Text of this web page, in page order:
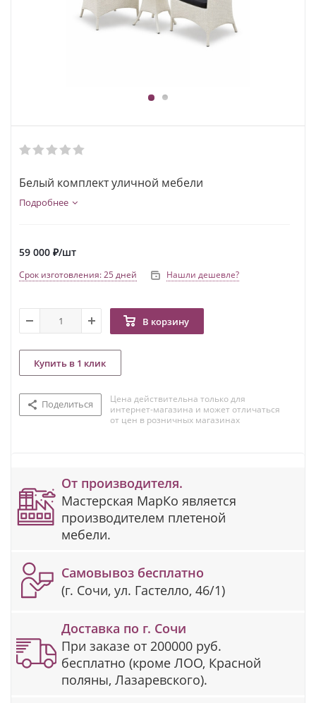
1 2
Белый комплект уличной мебели
Подробнее
59 000 ₽/шт
Срок изготовления: 25 дней Нашли дешевле?
В корзину
Купить в 1 клик
Поделиться
Цена действительна только для
интернет-магазина и может отличаться
от цен в розничных магазинах
От производителя.
Мастерская МарКо является
производителем плетеной
мебели.
Самовывоз бесплатно
(г. Сочи, ул. Гастелло, 46/1)
Доставка по г. Сочи
При заказе от 200000 руб.
бесплатно (кроме ЛОО, Красной
поляны, Лазаревского).